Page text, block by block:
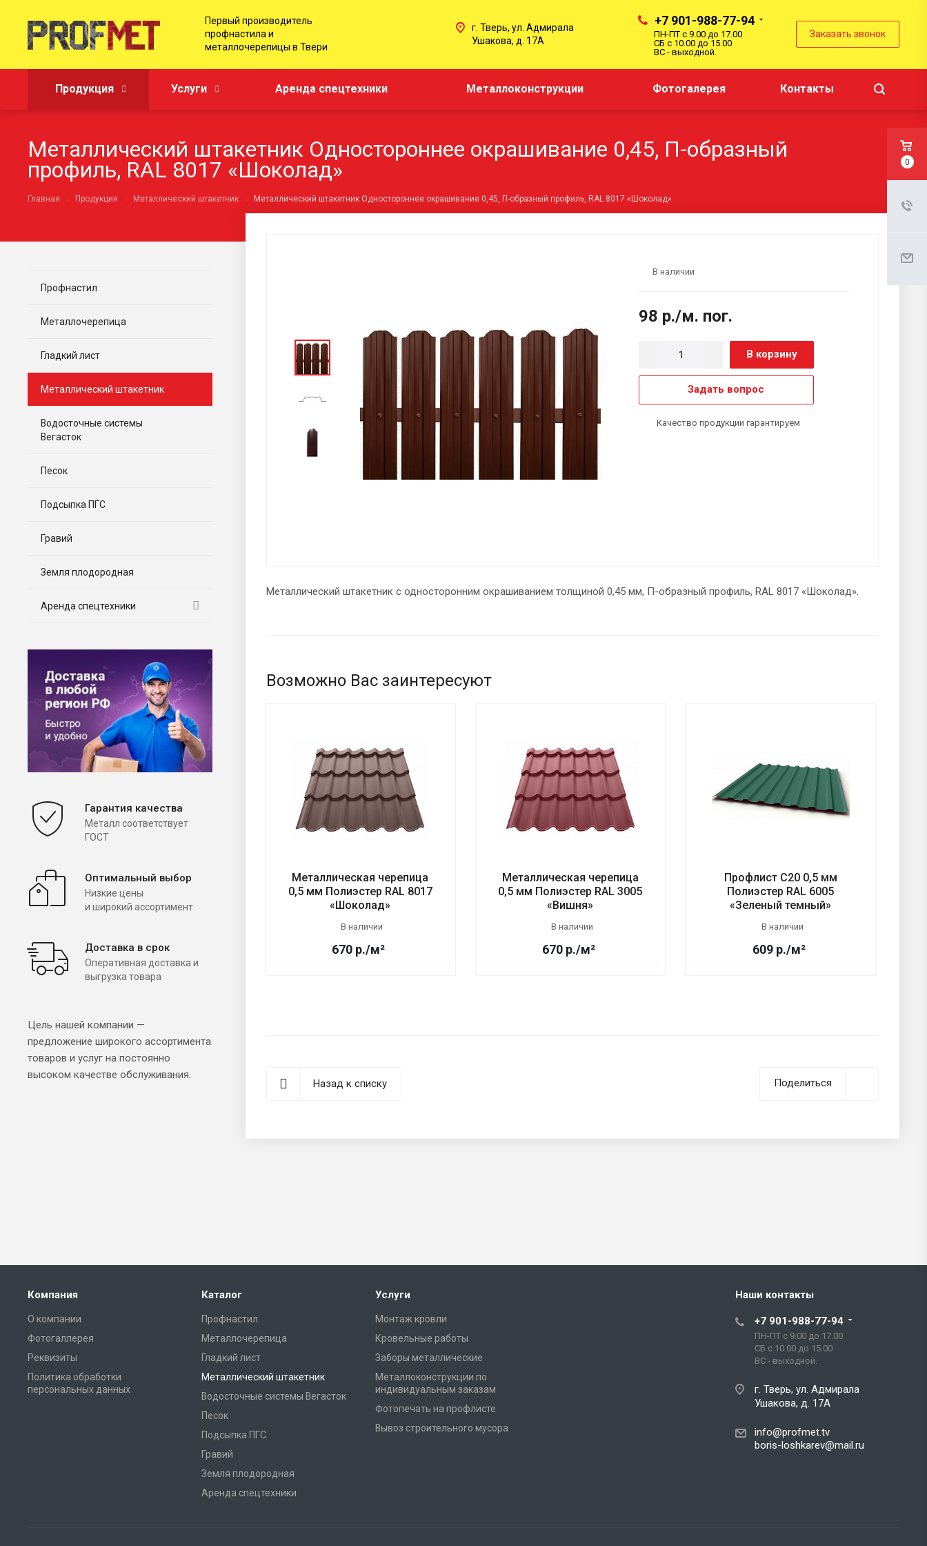
Первый производитель
профнастила и
металлочерепицы в Твери
+7 901-988-77-94
ПН-ПТ с 9.00 до 17.00
СБ с 10.00 до 15.00
ВС - выходной.
Заказать звонок
г. Тверь, ул. Адмирала
Ушакова, д. 17А
Продукция Услуги Аренда спецтехники Металлоконструкции Фотогалерея Контакты
Металлический штакетник Одностороннее окрашивание 0,45, П-образный
профиль, RAL 8017 «Шоколад»
Главная Продукция Металлический штакетник Металлический штакетник Одностороннее окрашивание 0,45, П-образный профиль, RAL 8017 «Шоколад»
В наличии
98 р./м. пог.
В корзину
Задать вопрос
Качество продукции гарантируем
Металлический штакетник с односторонним окрашиванием толщиной 0,45 мм, П-образный профиль, RAL 8017 «Шоколад».
Возможно Вас заинтересуют
Металлическая черепица
0,5 мм Полиэстер RAL 8017
«Шоколад»
В наличии
670 р./м²
Металлическая черепица
0,5 мм Полиэстер RAL 3005
«Вишня»
В наличии
670 р./м²
Профлист С20 0,5 мм
Полиэстер RAL 6005
«Зеленый темный»
В наличии
609 р./м²
Поделиться
Назад к списку
Профнастил
Металлочерепица
Гладкий лист
Металлический штакетник
Водосточные системы
Вегасток
Песок
Подсыпка ПГС
Гравий
Земля плодородная
Аренда спецтехники
Гарантия качества
Металл соответствует
ГОСТ
Оптимальный выбор
Низкие цены
и широкий ассортимент
Доставка в срок
Оперативная доставка и
выгрузка товара
Цель нашей компании —
предложение широкого ассортимента
товаров и услуг на постоянно
высоком качестве обслуживания.
Компания
О компании
Фотогаллерея
Реквизиты
Политика обработки
персональных данных
Каталог
Профнастил
Металлочерепица
Гладкий лист
Металлический штакетник
Водосточные системы Вегасток
Песок
Подсыпка ПГС
Гравий
Земля плодородная
Аренда спецтехники
Услуги
Монтаж кровли
Кровельные работы
Заборы металлические
Металлоконструкции по
индивидуальным заказам
Фотопечать на профлисте
Вывоз строительного мусора
Наши контакты
+7 901-988-77-94
ПН-ПТ с 9.00 до 17.00
СБ с 10.00 до 15.00
ВС - выходной.
г. Тверь, ул. Адмирала
Ушакова, д. 17А
info@profmet.tv
boris-loshkarev@mail.ru
0